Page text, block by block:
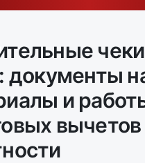
документы
и
вычетов